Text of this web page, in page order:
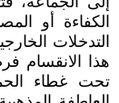
الكفاءة أو
التدخلات
هذا الانقسام
تحت غطاء